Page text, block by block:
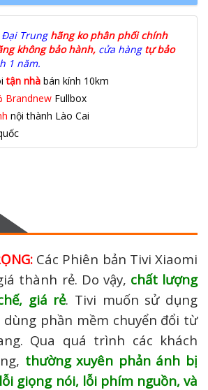
Đại Trung hãng ko phân phối chính
không bảo hành, cửa hàng tự bảo
1 năm.
tận nhà bán kính 10km
Brandnew Fullbox
nội thành Lào Cai
Các Phiên bản Tivi Xiaomi
thành rẻ. Do vậy, chất lượng
giá rẻ. Tivi muốn sử dụng
phần mềm chuyển đổi từ
Qua quá trình các khách
thường xuyên phản ánh bị
giọng nói, lỗi phím nguồn, và